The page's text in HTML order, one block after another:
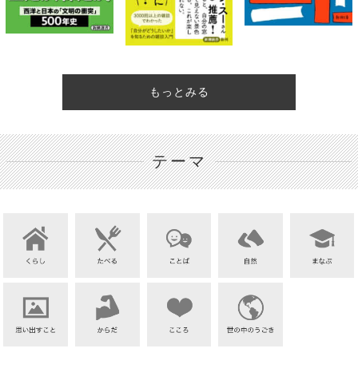
もっとみる
テーマ